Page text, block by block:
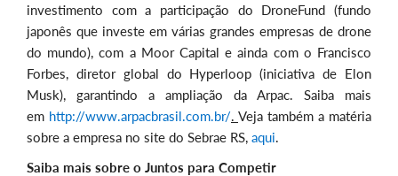
investimento com a participação do DroneFund (fundo
japonês que investe em várias grandes empresas de drone
do mundo), com a Moor Capital e ainda com o Francisco
Forbes, diretor global do Hyperloop (iniciativa de Elon
Musk), garantindo a ampliação da Arpac. Saiba mais
em http://www.arpacbrasil.com.br/. Veja também a matéria
sobre a empresa no site do Sebrae RS, aqui.
Saiba mais sobre o Juntos para Competir